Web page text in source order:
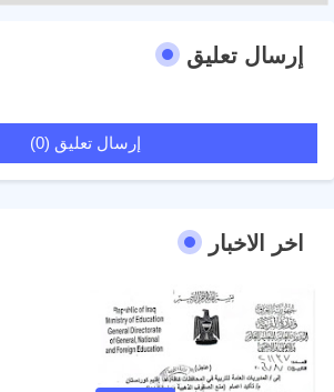
إرسال تعليق
إرسال تعليق (0)
اخر الاخبار